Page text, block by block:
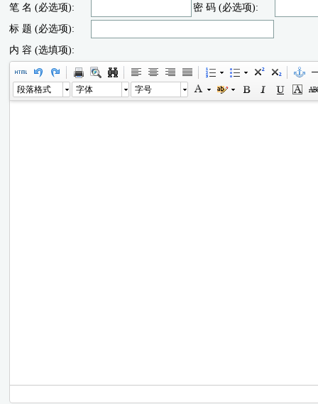
笔 名 (必选项):
密 码 (必选项):
标 题 (必选项):
内 容 (选填项):
段落格式 字体 字号